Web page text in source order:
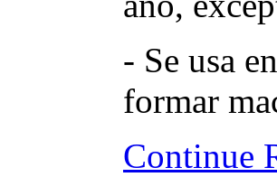
- Se usa
formar
Continue